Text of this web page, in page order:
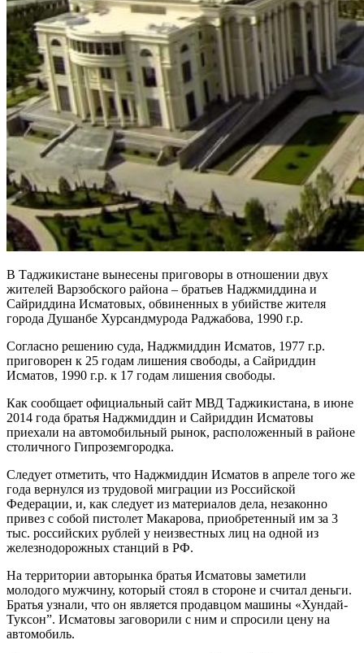
В Таджикистане вынесены приговоры в отношении двух
жителей Варзобского района – братьев Наджмиддина и
Сайриддина Исматовых, обвиненных в убийстве жителя
города Душанбе Хурсандмурода Раджабова, 1990 г.р.
Согласно решению суда, Наджмиддин Исматов, 1977 г.р.
приговорен к 25 годам лишения свободы, а Сайриддин
Исматов, 1990 г.р. к 17 годам лишения свободы.
Как сообщает официальный сайт МВД Таджикистана, в июне
2014 года братья Наджмиддин и Сайриддин Исматовы
приехали на автомобильный рынок, расположенный в районе
столичного Гипроземгородка.
Следует отметить, что Наджмиддин Исматов в апреле того же
года вернулся из трудовой миграции из Российской
Федерации, и, как следует из материалов дела, незаконно
привез с собой пистолет Макарова, приобретенный им за 3
тыс. российских рублей у неизвестных лиц на одной из
железнодорожных станций в РФ.
На территории авторынка братья Исматовы заметили
молодого мужчину, который стоял в стороне и считал деньги.
Братья узнали, что он является продавцом машины «Хундай-
Туксон”. Исматовы заговорили с ним и спросили цену на
автомобиль.